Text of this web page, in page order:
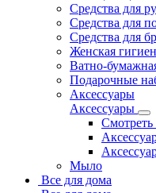
Средства для
Средства для
Средства для
Женская
Ватно-
Подарочные
Аксессуары
Аксессуары
Смотреть
Мыло
Все для дома